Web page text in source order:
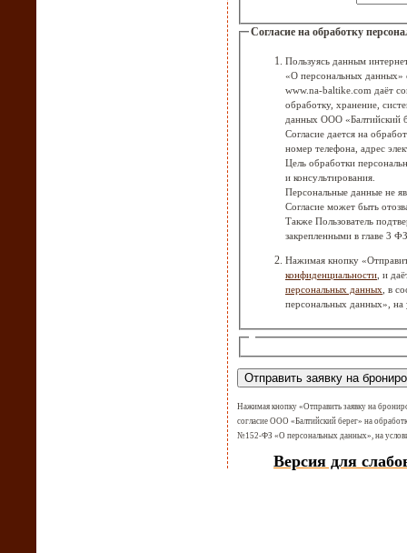
Согласие на обработку
Пользуясь данным
«О персональных данных»
www.na-baltike.com даёт согласие на автоматизированную, а также без использования средств автоматизации
обработку, хранение,
данных ООО «Балтийский
Согласие дается на
номер телефона, адрес
Цель обработки
и консультирования.
Персональные данные не
Согласие может быть
Также Пользователь
закрепленными в главе 3
Нажимая кнопку
конфиденциальности , и
персональных данных , в
персональных данных», на
Нажимая кнопку «Отправить заявку на
согласие ООО «Балтийский берег» на
№152-ФЗ «О персональных данных», на
Версия для